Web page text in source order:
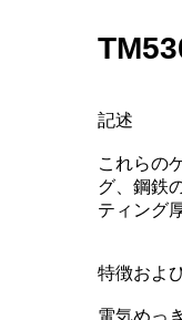
記述
これらの
グ、鋼鉄
ティング
特徴およ
電気めっ